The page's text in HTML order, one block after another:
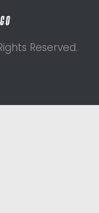
Reserved.